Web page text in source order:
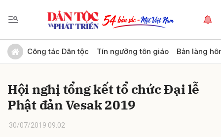
Công tác Dân tộc Tín ngưỡng tôn giáo Bản làng
Hội nghị tổng kết tổ chức Đại lễ
Phật đản Vesak 2019
30/07/2019 09:02
Gửi bình luận